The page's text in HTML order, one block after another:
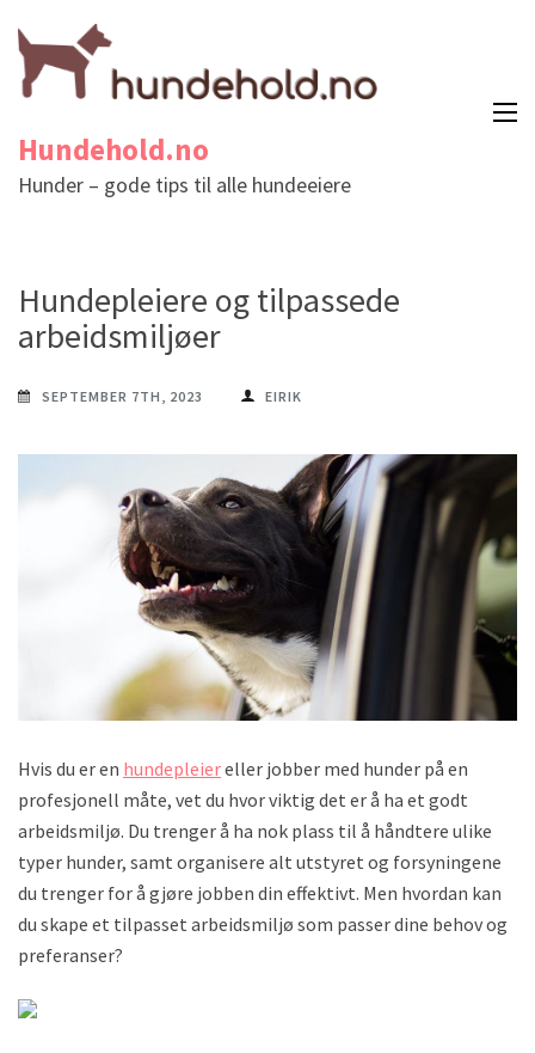
Hundehold.no
Hunder – gode tips til alle hundeeiere
Hundepleiere og tilpassede
arbeidsmiljøer
SEPTEMBER 7TH, 2023 EIRIK
Hvis du er en hundepleiereller jobber med hunder på en
profesjonell måte, vet du hvor viktig det er å ha et godt
arbeidsmiljø. Du trenger å ha nok plass til å håndtere ulike
typer hunder, samt organisere alt utstyret og forsyningene
du trenger for å gjøre jobben din effektivt. Men hvordan kan
du skape et tilpasset arbeidsmiljø som passer dine behov og
preferanser?